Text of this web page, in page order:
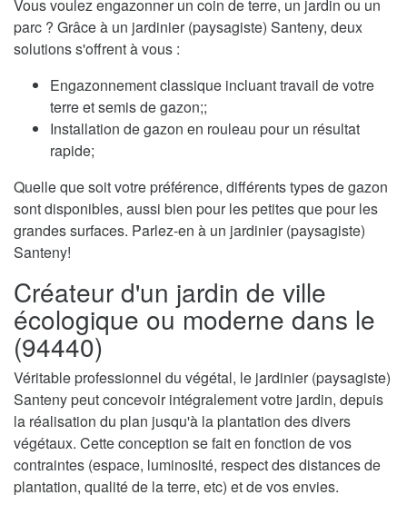
Vous voulez engazonner un coin de terre, un jardin ou un
parc ? Grâce à un jardinier (paysagiste) Santeny, deux
solutions s'offrent à vous :
Engazonnement classique incluant travail de votre
terre et semis de gazon;;
Installation de gazon en rouleau pour un résultat
rapide;
Quelle que soit votre préférence, différents types de gazon
sont disponibles, aussi bien pour les petites que pour les
grandes surfaces. Parlez-en à un jardinier (paysagiste)
Santeny!
Créateur d'un jardin de ville
écologique ou moderne dans le
(94440)
Véritable professionnel du végétal, le jardinier (paysagiste)
Santeny peut concevoir intégralement votre jardin, depuis
la réalisation du plan jusqu'à la plantation des divers
végétaux. Cette conception se fait en fonction de vos
contraintes (espace, luminosité, respect des distances de
plantation, qualité de la terre, etc) et de vos envies.